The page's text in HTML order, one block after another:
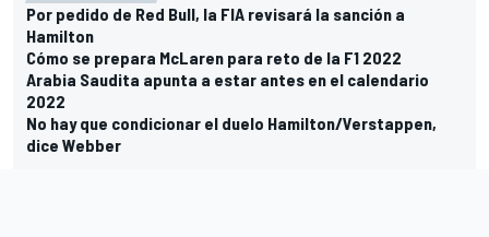
Por pedido de Red Bull, la FIA revisará la sanción a
Hamilton
Cómo se prepara McLaren para reto de la F1 2022
Arabia Saudita apunta a estar antes en el calendario
2022
No hay que condicionar el duelo Hamilton/Verstappen,
dice Webber